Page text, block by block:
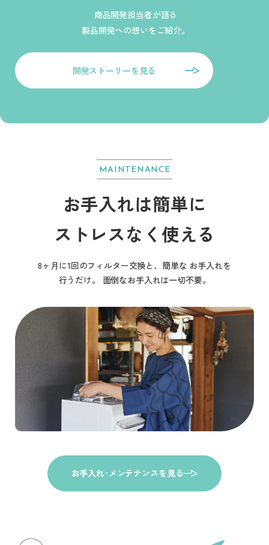
商品開発担当者が語る
製品開発への想いをご紹介。
開発ストーリーを見る
MAINTENANCE
お手入れは簡単に
ストレスなく使える
8ヶ月に1回のフィルター交換と、簡単な お手入れを
行うだけ。
面倒なお手入れは一切不要。
お手入れ･メンテナンスを見る